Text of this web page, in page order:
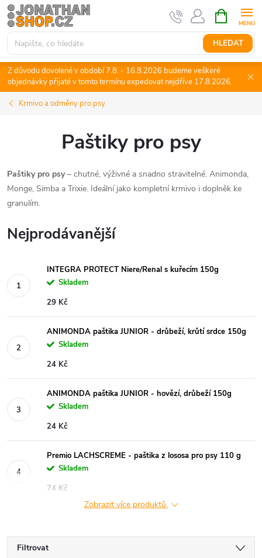
Přejít
na
obsah
HLEDAT
NÁKUPNÍ
KOŠÍK
Z důvodu dovolené v období 7.8. - 16.8.2026 budeme veškeré
objednávky přijaté v tomto termínu expedovat nejdříve 17.8.2026.
Krmivo a odměny pro psy
Paštiky pro psy
Paštiky pro psy– chutné, výživné a snadno stravitelné. Animonda,
Monge, Simba a Trixie. Ideální jako kompletní krmivo i doplněk ke
granulím.
Nejprodávanější
INTEGRA PROTECT Niere/Renal s kuřecím 150g
Skladem
29 Kč
ANIMONDA paštika JUNIOR - drůbeží, krůtí srdce 150g
Skladem
24 Kč
ANIMONDA paštika JUNIOR - hovězí, drůbeží 150g
Skladem
24 Kč
Premio LACHSCREME - paštika z lososa pro psy 110 g
Skladem
74 Kč
Zobrazit více produktů
Filtrovat